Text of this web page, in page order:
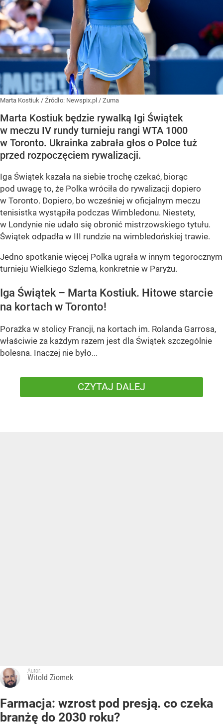
Marta Kostiuk / Źródło: Newspix.pl / Zuma
Marta Kostiuk będzie rywalką Igi Świątek
w meczu IV rundy turnieju rangi WTA 1000
w Toronto. Ukrainka zabrała głos o Polce tuż
przed rozpoczęciem rywalizacji.
Iga Świątek kazała na siebie trochę czekać, biorąc
pod uwagę to, że Polka wróciła do rywalizacji dopiero
w Toronto. Dopiero, bo wcześniej w oficjalnym meczu
tenisistka wystąpiła podczas Wimbledonu. Niestety,
w Londynie nie udało się obronić mistrzowskiego tytułu.
Świątek odpadła w III rundzie na wimbledońskiej trawie.
Jedno spotkanie więcej Polka ugrała w innym tegorocznym
turnieju Wielkiego Szlema, konkretnie w Paryżu.
Iga Świątek – Marta Kostiuk. Hitowe starcie
na kortach w Toronto!
Porażka w stolicy Francji, na kortach im. Rolanda Garrosa,
właściwie za każdym razem jest dla Świątek szczególnie
bolesna. Inaczej nie było...
CZYTAJ DALEJ
Autor:
Witold Ziomek
Farmacja: wzrost pod presją. co czeka
branżę do 2030 roku?